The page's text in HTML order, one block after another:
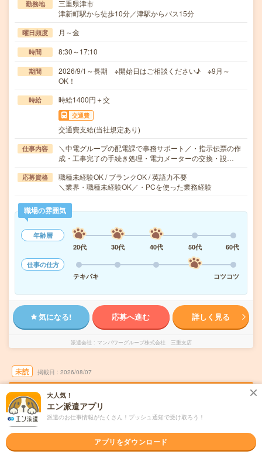
勤務地
三重県津市
津新町駅から徒歩10分／津駅からバス15分
曜日頻度 月～金
時間 8:30～17:10
期間
2026/9/1～長期 ※開始日はご相談ください♪ ※9月～
OK！
時給 時給1400円＋交
交通費
交通費支給(当社規定あり)
仕事内容
＼中電グループの配電課で事務サポート／・指示伝票の作
成・工事完了の手続き処理・電力メーターの交換・設…
応募資格
職種未経験OK / ブランクOK / 英語力不要
＼業界・職種未経験OK／・PCを使った業務経験
職場の雰囲気
年齢層
20代
30代 40代 50代
60代
仕事の仕方
テキパキ
コツコツ
気になる! 応募へ進む 詳しく見る
派遣会社 マンパワーグループ株式会社 三重支店
未読 掲載日 2026/08/07
<未経験OK／時短可／50代歓迎！>データ入
力メインの事務！
大人気！
エン派遣アプリ
派遣のお仕事情報がたくさん！プッシュ通知で受け取ろう！
アプリをダウンロード